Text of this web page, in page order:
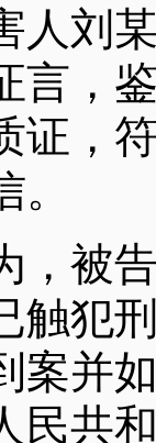
人刘
言，
证，
被告
触犯
案并
民共